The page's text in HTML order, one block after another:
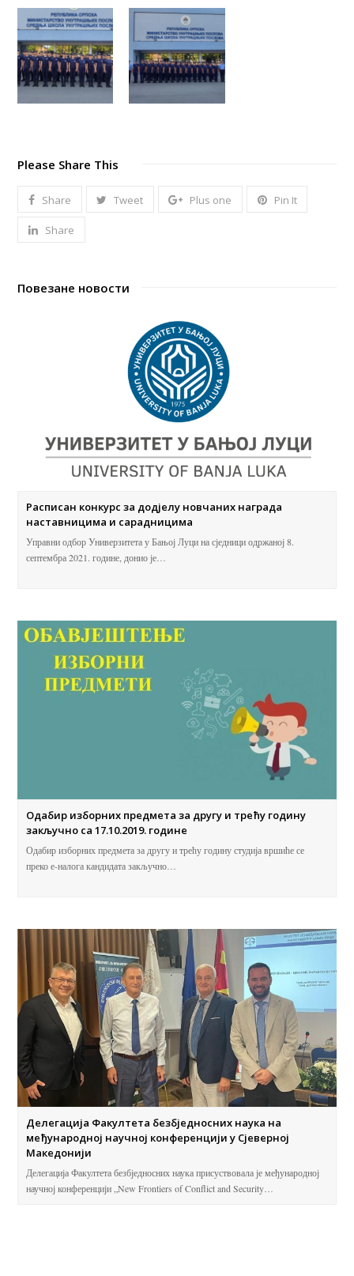
Please Share This
Share Tweet Plus one Pin It
Share
Повезане новости
Расписан конкурс за додјелу новчаних награда
наставницима и сарадницима
Управни одбор Универзитета у Бањој Луци на сједници одржаној 8.
септембра 2021. године, донио је…
Одабир изборних предмета за другу и трећу годину
закључно са 17.10.2019. године
Одабир изборних предмета за другу и трећу годину студија вршиће се
преко е-налога кандидата закључно…
Делегација Факултета безбједносних наука на
међународној научној конференцији у Сјеверној
Македонији
Делегација Факултета безбједносних наука присуствовала је међународној
научној конференцији „New Frontiers of Conflict and Security…